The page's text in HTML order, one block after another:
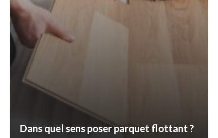
Dans quel sens poser parquet flottant ?